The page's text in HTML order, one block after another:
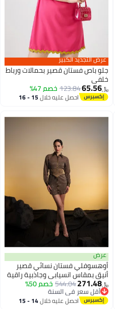
عرض التجديد الكبير
جلو باص فستان قصير بحمالات ورباط
خلفي
﷼‏65.56
123.84خصم 47%
احصل عليه خلال 15 - 16
عرض
أوهسوفلي فستان نسائي قصير
أنيق بمقاس انسيابي وجاذبية راقية
بلمسة عصرية وأنيقة مثالي
للإطلالات الكاجوال والمناسبات
الاجتماعية
﷼‏271.48
544.04خصم 50%
أقل سعر في السنة
أقل سعر في السنة
احصل عليه خلال 14 - 15